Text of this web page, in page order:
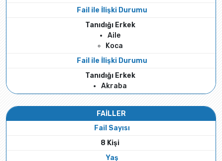
Fail ile İlişki Durumu
Tanıdığı Erkek
Aile
Koca
Fail ile İlişki Durumu
Tanıdığı Erkek
Akraba
FAİLLER
Fail Sayısı
8 Kişi
Yaş